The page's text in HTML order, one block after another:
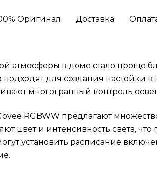
Оригинал Доставка
атмосферы в доме стало проще
подходят для создания настойки
многогранный контроль
RGBWW предлагают
цвет и интенсивность света,
установить расписание